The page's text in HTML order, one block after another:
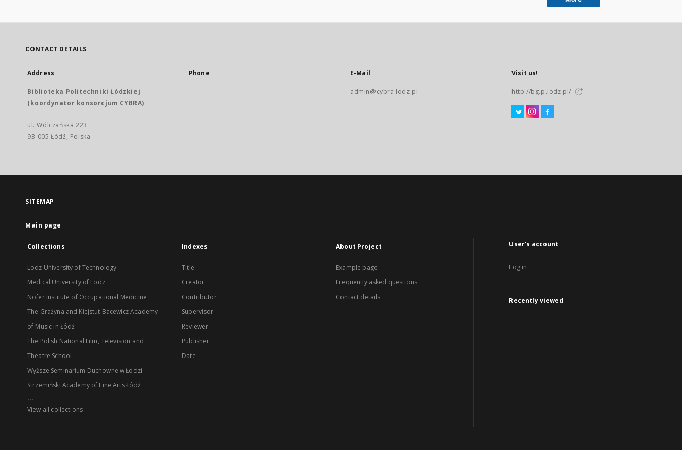
CONTACT DETAILS
Address
Biblioteka Politechniki Łódzkiej
(koordynator konsorcjum CYBRA)
ul. Wólczańska 223
93-005 Łódź, Polska
Phone E-Mail
admin@cybra.lodz.pl
Visit us!
http://bg.p.lodz.pl/
SITEMAP
Main page
Collections
Lodz University of Technology
Medical University of Lodz
Nofer Institute of Occupational Medicine
The Grażyna and Kiejstut Bacewicz Academy
of Music in Łódź
The Polish National Film, Television and
Theatre School
Wyższe Seminarium Duchowne w Łodzi
Strzemiński Academy of Fine Arts Łódź
...
View all collections
Indexes
Title
Creator
Contributor
Supervisor
Reviewer
Publisher
Date
About Project
Example page
Frequently asked questions
Contact details
User's account
Log in
Recently viewed